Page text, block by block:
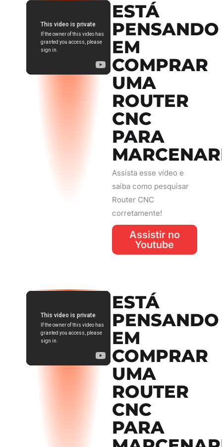
ESTÁ
PENSANDO
EM
COMPRAR
UMA
ROUTER
CNC
PARA
Assista esse vídeo e
saiba como pesquisar
Router CNC
corretamente!
Assistir no
Youtube
ESTÁ
PENSANDO
EM
COMPRAR
UMA
ROUTER
CNC
PARA